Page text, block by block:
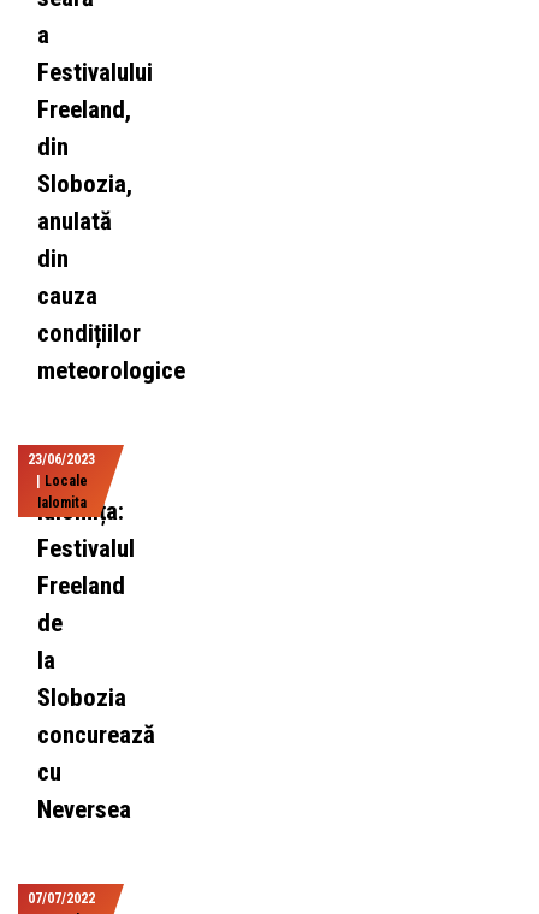
a
Festivalului
Freeland,
din
Slobozia,
anulată
din
cauza
condițiilor
meteorologice
23/06/2023
Locale
Ialomita
Ialomița:
Festivalul
Freeland
de
la
Slobozia
concurează
cu
Neversea
07/07/2022